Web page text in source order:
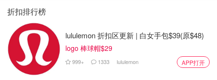
折扣排行榜
lululemon 折扣区更新 | 白女手包$39(原$48)
logo 棒球帽$29
999+ 1333 lululemon APP打开